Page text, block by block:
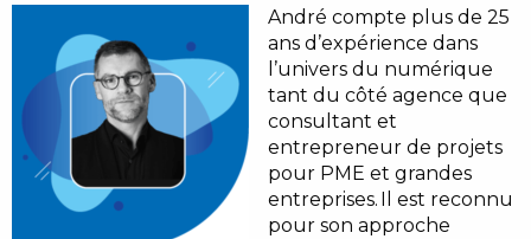
André compte plus de 25
ans d’expérience dans
l’univers du numérique
tant du côté agence que
consultant et
entrepreneur de projets
pour PME et grandes
entreprises. Il est reconnu
pour son approche